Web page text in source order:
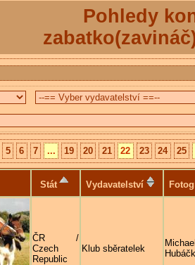
Pohledy
5 6 7 ... 19 20 21 22 23 24 25
Stát Vydavatelství
ČR /
Czech
Republic
Klub sběratelek